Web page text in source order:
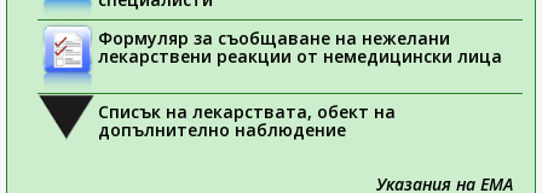
Формуляр за съобщаване на нежелани
лекарствени реакции от немедицински лица
Списък на лекарствата, обект на
допълнително наблюдение
Указания на ЕМА